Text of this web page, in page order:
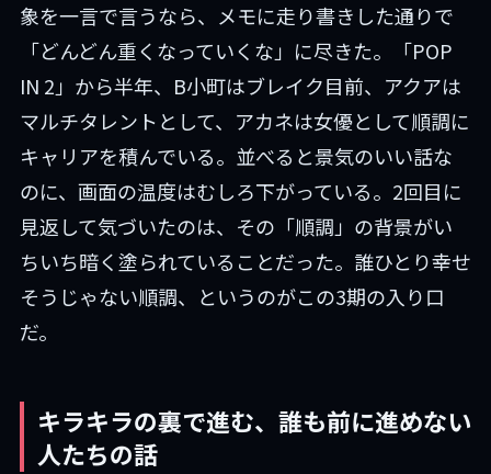
象を一言で言うなら、メモに走り書きした通りで
「どんどん重くなっていくな」に尽きた。「POP
IN 2」から半年、B小町はブレイク目前、アクアは
マルチタレントとして、アカネは女優として順調に
キャリアを積んでいる。並べると景気のいい話な
のに、画面の温度はむしろ下がっている。2回目に
見返して気づいたのは、その「順調」の背景がい
ちいち暗く塗られていることだった。誰ひとり幸せ
そうじゃない順調、というのがこの3期の入り口
だ。
キラキラの裏で進む、誰も前に進めない
人たちの話